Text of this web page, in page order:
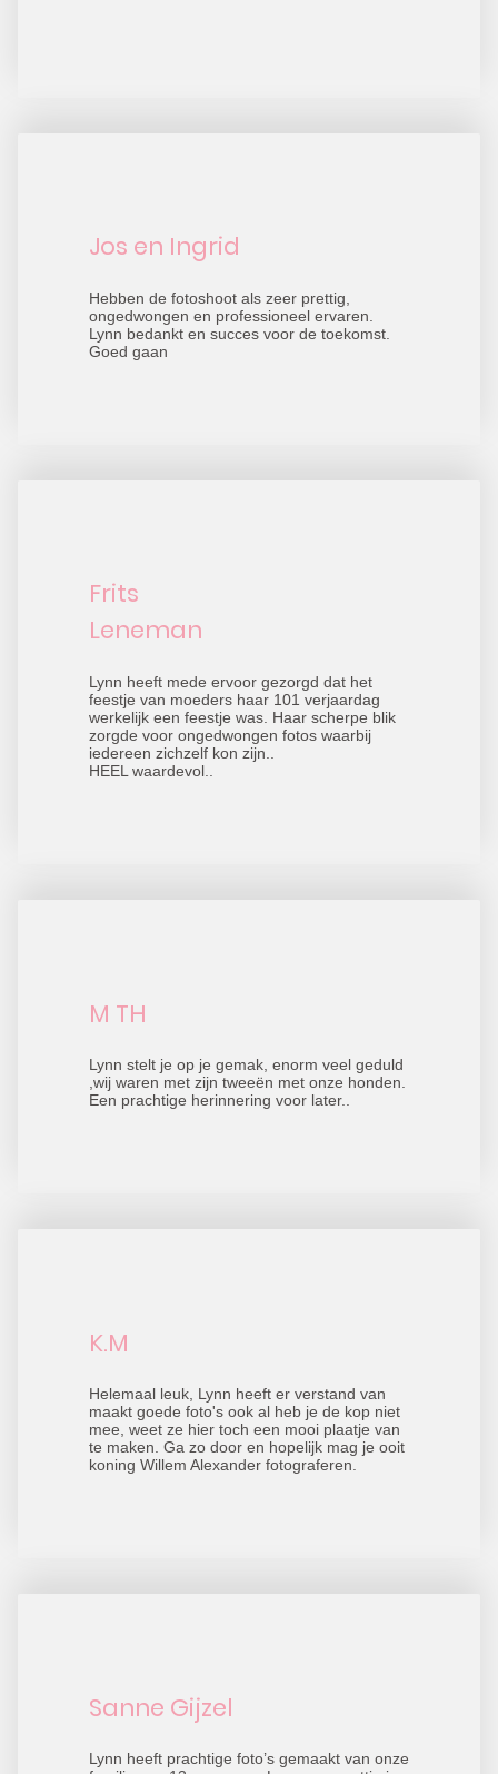
Jos en Ingrid
Hebben de fotoshoot als zeer prettig,
ongedwongen en professioneel ervaren.
Lynn bedankt en succes voor de toekomst.
Goed gaan
Frits
Leneman
Lynn heeft mede ervoor gezorgd dat het
feestje van moeders haar 101 verjaardag
werkelijk een feestje was. Haar scherpe blik
zorgde voor ongedwongen fotos waarbij
iedereen zichzelf kon zijn..
HEEL waardevol..
M TH
Lynn stelt je op je gemak, enorm veel geduld
,wij waren met zijn tweeën met onze honden.
Een prachtige herinnering voor later..
K.M
Helemaal leuk, Lynn heeft er verstand van
maakt goede foto's ook al heb je de kop niet
mee, weet ze hier toch een mooi plaatje van
te maken. Ga zo door en hopelijk mag je ooit
koning Willem Alexander fotograferen.
Sanne Gijzel
Lynn heeft prachtige foto’s gemaakt van onze